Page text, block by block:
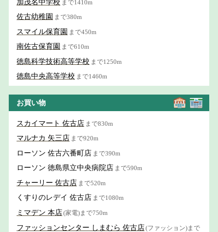
加茂名中学校 まで1410m
佐古幼稚園 まで380m
スマイル保育園 まで450m
南佐古保育園 まで610m
徳島科学技術高等学校 まで1250m
徳島中央高等学校 まで1460m
お買い物
スカイマート 佐古店 まで830m
マルナカ 矢三店 まで920m
ローソン 佐古六番町店 まで390m
ローソン 徳島県立中央病院店 まで590m
チャーリー 佐古店 まで520m
くすりのレデイ 佐古店 まで1080m
ミマデン 本店(家電)まで750m
ファッションセンター しまむら 佐古店(ファッション)まで